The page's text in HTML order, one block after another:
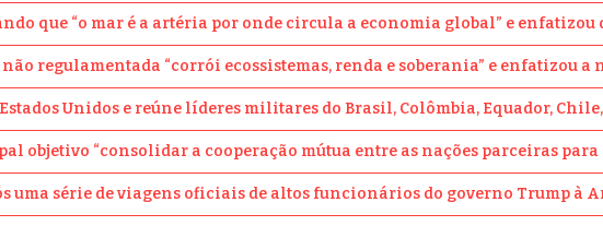
que “o mar é a artéria por onde circula a economia global” e
não regulamentada “corrói ecossistemas, renda e soberania” e
Estados Unidos e reúne líderes militares do Brasil, Colômbia, Equador,
objetivo “consolidar a cooperação mútua entre as nações parceiras
uma série de viagens oficiais de altos funcionários do governo Trump à